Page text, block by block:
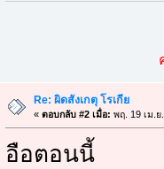
Re: ผิดสังเกตุ โรเกีย
« ตอบกลับ #2 เมื่อ: พฤ. 19 เม.ย
อือตอนนี้